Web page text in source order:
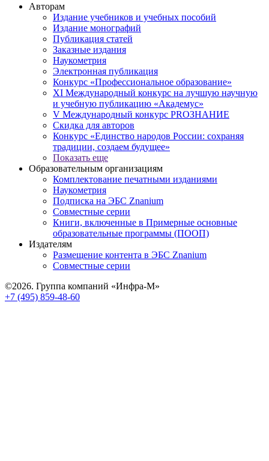
Авторам
Издание учебников и учебных пособий
Издание монографий
Публикация статей
Заказные издания
Наукометрия
Электронная публикация
Конкурс «Профессиональное образование»
XI Международный конкурс на лучшую научную
и учебную публикацию «Академус»
V Международный конкурс PROЗНАНИЕ
Скидка для авторов
Конкурс «Единство народов России: сохраняя
традиции, создаем будущее»
Показать еще
Образовательным организациям
Комплектование печатными изданиями
Наукометрия
Подписка на ЭБС Znanium
Совместные серии
Книги, включенные в Примерные основные
образовательные программы (ПООП)
Издателям
Размещение контента в ЭБС Znanium
Совместные серии
©2026. Группа компаний «Инфра-М»
+7 (495) 859-48-60